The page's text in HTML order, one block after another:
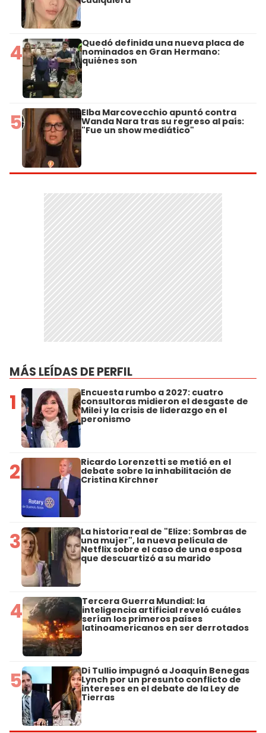
4 Quedó definida una nueva placa de
nominados en Gran Hermano:
quiénes son
5 Elba Marcovecchio apuntó contra
Wanda Nara tras su regreso al país:
"Fue un show mediático"
MÁS LEÍDAS DE PERFIL
1 Encuesta rumbo a 2027: cuatro
consultoras midieron el desgaste de
Milei y la crisis de liderazgo en el
peronismo
2 Ricardo Lorenzetti se metió en el
debate sobre la inhabilitación de
Cristina Kirchner
3 La historia real de "Elize: Sombras de
una mujer", la nueva película de
Netflix sobre el caso de una esposa
que descuartizó a su marido
4 Tercera Guerra Mundial: la
inteligencia artificial reveló cuáles
serían los primeros países
latinoamericanos en ser derrotados
5 Di Tullio impugnó a Joaquín Benegas
Lynch por un presunto conflicto de
intereses en el debate de la Ley de
Tierras